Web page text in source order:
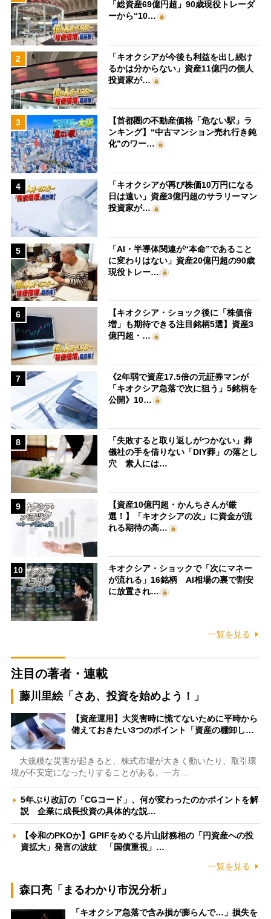
「総資産69億円超」90歳現役トレーダ
ーから“10…
2
「キオクシアが今後も利益を出し続け
るかは分からない」資産11億円の個人
投資家が…
3
【首都圏の不動産価格「危ない駅」ラ
ンキング】“中古マンション売れ行き鈍
化”のワー…
4
「キオクシアが再び株価10万円になる
日は遠い」資産3億円超のサラリーマン
投資家が…
5
「AI・半導体関連が“本命”であること
に変わりはない」資産20億円超の90歳
現役トレー…
6
【キオクシア・ショック後に「株価倍
増」も期待できる注目銘柄5選】資産3
億円超・…
7
《2年弱で資産17.5倍の元証券マンが
「キオクシア急落で次に狙う」5銘柄を
公開》10…
8
「失敗すると取り返しがつかない」葬
儀社の手を借りない「DIY葬」の落とし
穴 素人には…
9
【資産10億円超・かんちさんが厳
選！】「キオクシアの次」に資金が流
れる期待の高…
10
キオクシア・ショックで「次にマネー
が流れる」16銘柄 AI相場の裏で割安
に放置され…
一覧を見る
注目の著者・連載
藤川里絵「さあ、投資を始めよう！」
【資産運用】大災害時に慌てないために平時から
備えておきたい3つのポイント「資産の棚卸し…
大規模な災害が起きると、株式市場が大きく動いたり、取引環
境が不安定になったりすることがある。一方…
5年ぶり改訂の「CGコード」、何が変わったのかポイントを解
説 企業に成長投資の具体的な説…
【令和のPKOか】GPIFをめぐる片山財務相の「円資産への投
資拡大」発言の波紋 「国債重視」…
一覧を見る
森口亮「まるわかり市況分析」
「キオクシア急落で含み損が膨らんで…」損失を